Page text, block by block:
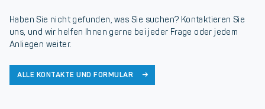
Haben Sie nicht gefunden, was Sie suchen? Kontaktieren Sie
uns, und wir helfen Ihnen gerne bei jeder Frage oder jedem
Anliegen weiter.
ALLE KONTAKTE UND FORMULAR